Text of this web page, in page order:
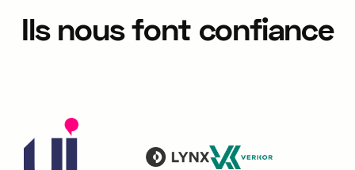
Ils nous font confiance